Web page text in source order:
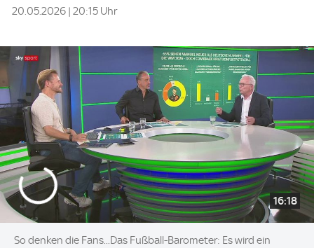
20.05.2026 | 20:15 Uhr
16:18
So denken die Fans...Das Fußball-Barometer: Es wird ein